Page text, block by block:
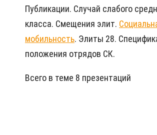
Публикации. Случай слабого
класса. Смещения элит.
мобильность. Элиты 28.
положения отрядов СК.
Всего в теме 8 презентаций